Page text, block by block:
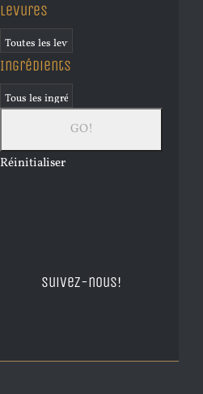
Levures
Ingrédients
Réinitialiser
Suivez-nous!